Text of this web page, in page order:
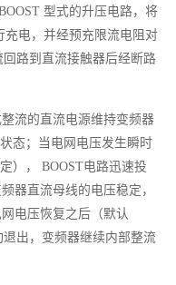
型式的升压电路，将
充电，并经预充限流电阻对
路到直流接触器后经断路
流的直流电源维持变频器
态；当电网电压发生瞬时
）， BOOST电路迅速投
器直流母线的电压稳定，
电压恢复之后（默认
出，变频器继续内部整流